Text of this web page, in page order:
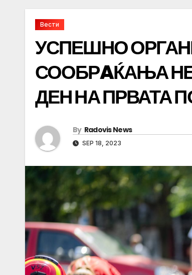
Вести
УСПЕШНО
СООБРAЌАЊА
ДЕН НА ПРВАТА
By Radovis News
SEP 18, 2023